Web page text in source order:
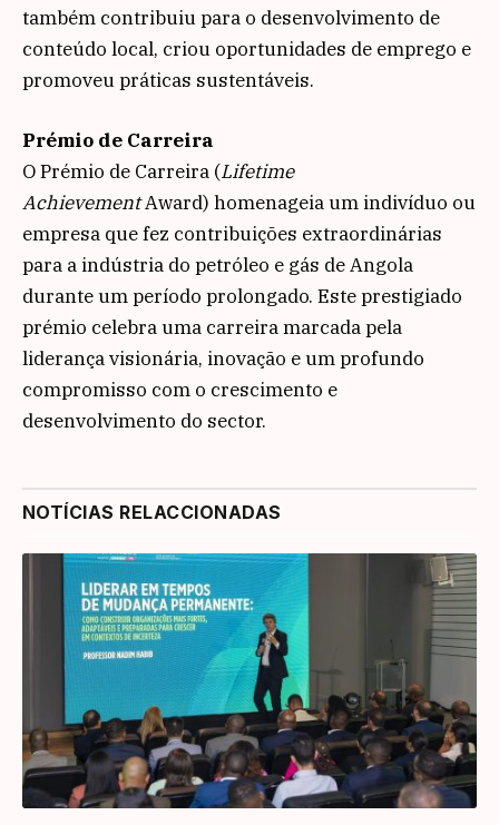
também contribuiu para o desenvolvimento de
conteúdo local, criou oportunidades de emprego e
promoveu práticas sustentáveis.
Prémio de Carreira
O Prémio de Carreira (Lifetime
AchievementAward) homenageia um indivíduo ou
empresa que fez contribuições extraordinárias
para a indústria do petróleo e gás de Angola
durante um período prolongado. Este prestigiado
prémio celebra uma carreira marcada pela
liderança visionária, inovação e um profundo
compromisso com o crescimento e
desenvolvimento do sector.
NOTÍCIAS RELACCIONADAS